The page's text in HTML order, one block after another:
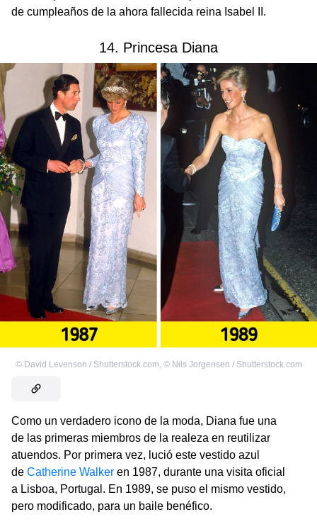
de cumpleaños de la ahora fallecida reina Isabel II.
14. Princesa Diana
© David Levenson / Shutterstock.com © Nils Jorgensen / Shutterstock.com
Como un verdadero icono de la moda, Diana fue una
de las primeras miembros de la realeza en reutilizar
atuendos. Por primera vez, lució este vestido azul
de Catherine Walker en 1987, durante una visita oficial
a Lisboa, Portugal. En 1989, se puso el mismo vestido,
pero modificado, para un baile benéfico.